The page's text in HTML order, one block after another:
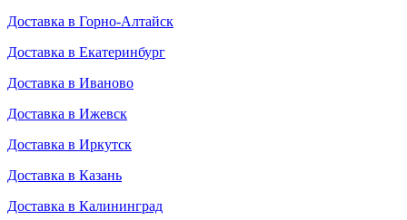
Доставка в Горно-Алтайск
Доставка в Екатеринбург
Доставка в Иваново
Доставка в Ижевск
Доставка в Иркутск
Доставка в Казань
Доставка в Калининград